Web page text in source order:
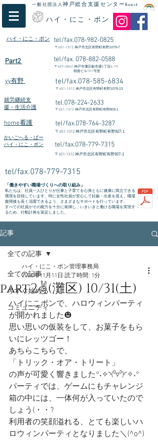
一般社団法人神戸総合支援センター heart
ハイ・にこ・ポン
ハイ・にこ・ポン tel/fax.078-982-0825
〒 651-1312 ​神戸市北区有野町有野1079-7
Part2 tel/fax. 078-882-0588
〒 657-0842 神戸市灘区船寺通5丁目4-19
朝倉ビル101号室
yy有野 tel/fax.078-585-6834
〒 651-1312 神戸市北区有野町有野1079-13
就労継続支
援・生活介護
home看護
tel.078-224-2633
〒 651-1312 神戸市北区有野町有野803-1
tel/fax.078-764-3287
〒 651-1312 神戸市北区有野町有野927-1
かいごへる・ぱー
ハイ・にこ・ポン
tel/fax.078-779-7315
〒 651-1312 神戸市北区有野町有野927-1
tel/fax.078-779-7315
「働きやすい職場づくりへの取り組み」
私たちは、社員一人ひとりが仕事と子育てを心身ともに健康に両立できる
環境を目指しています。特に女性社員が安心して妊娠・出産を迎え、職場
復帰後も長く活躍できるよう、さまざまなサポートを行っています。
すべての社員がその能力を十分に発揮し、いきいきと働ける職場を実現す
るため、行動計画を策定しました。
記事
全ての記事
今すぐ始める
コミュニティ
全ての記事
part2✌️(灘区) 10/31(土)
ハイ・にこ・ポン管理事務局
2020年11月11日 読了時間: 1分
ハイにこポンで、ハロウィンパーティ
が開かれました🎃
思い思いの仮装をして、お菓子をもら
いにレッツゴー！
あちらこちらで、
「トリック・オア・トリート」
の声が可愛く響きました°˖✧◝(⁰▿⁰)◜✧˖°
パーティでは、ゲームにもチャレンジ
箱の中には、一体何が入っていたので
しょう(・・?
利用者の笑顔溢れる、とても楽しいハ
ロウィンパーティとなりました＼(^o^)